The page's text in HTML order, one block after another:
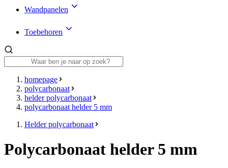
Wandpanelen
Toebehoren
homepage
polycarbonaat
helder polycarbonaat
polycarbonaat helder 5 mm
Helder polycarbonaat
Polycarbonaat helder 5 mm